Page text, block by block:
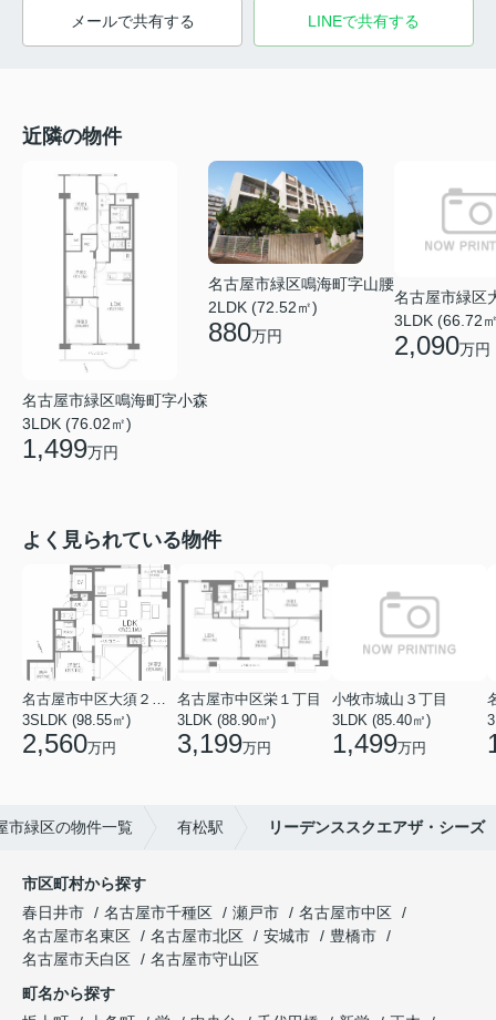
メールで共有する LINEで共有する
近隣の物件
名古屋市緑区鳴海町字小森
3LDK (76.02㎡)
1,499万円
名古屋市緑区鳴海町字山腰
2LDK (72.52㎡)
880万円
名古屋市緑区
3LDK (66.72
2,090万円
よく見られている物件
3SLDK (98.55㎡)
2,560万円
名古屋市中区栄１丁目
3LDK (88.90㎡)
3,199万円
小牧市城山３丁目
3LDK (85.40㎡)
1,499万円
市緑区の物件一覧 有松駅 リーデンススクエアザ・シーズ
市区町村から探す
春日井市
名古屋市千種区 瀬戸市
名古屋市中区
名古屋市名東区
名古屋市北区 安城市
豊橋市
名古屋市天白区
名古屋市守山区
町名から探す